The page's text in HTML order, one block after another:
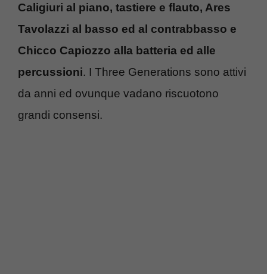
Caligiuri al piano, tastiere e flauto, Ares
Tavolazzi al basso ed al contrabbasso e
Chicco Capiozzo alla batteria ed alle
percussioni. I Three Generations sono attivi
da anni ed ovunque vadano riscuotono
grandi consensi.